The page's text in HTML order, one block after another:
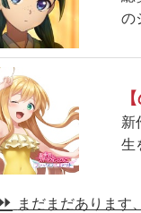
の
新
生
まだまだあります